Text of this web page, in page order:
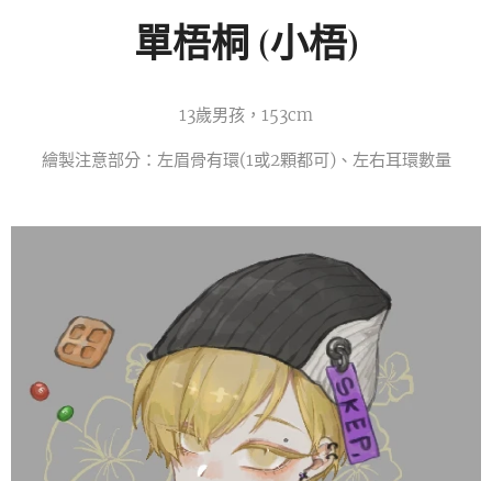
單梧桐 (小梧)
13歲男孩，153cm
繪製注意部分：左眉骨有環(1或2顆都可)、左右耳環數量